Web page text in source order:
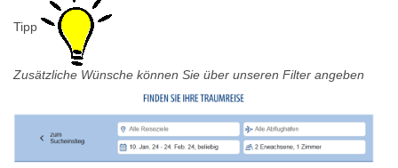
Tipp
Zusätzliche Wünsche können Sie über unseren Filter angeben